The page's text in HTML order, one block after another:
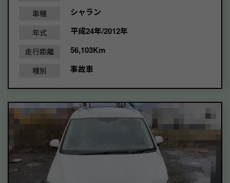
車種 シャラン
年式 平成24年/2012年
走行距離 56,103Km
種別 事故車